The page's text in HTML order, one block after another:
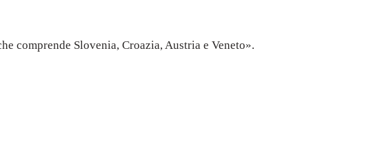
comprende Slovenia, Croazia, Austria e Veneto».